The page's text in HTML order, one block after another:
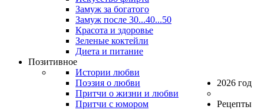
Замуж за богатого
Замуж после 30...40...50
Красота и здоровье
Зеленые коктейли
Диета и питание
Позитивное
Истории любви
Поэзия о любви
Притчи о жизни и любви
Притчи с юмором
2026 год
Рецепты